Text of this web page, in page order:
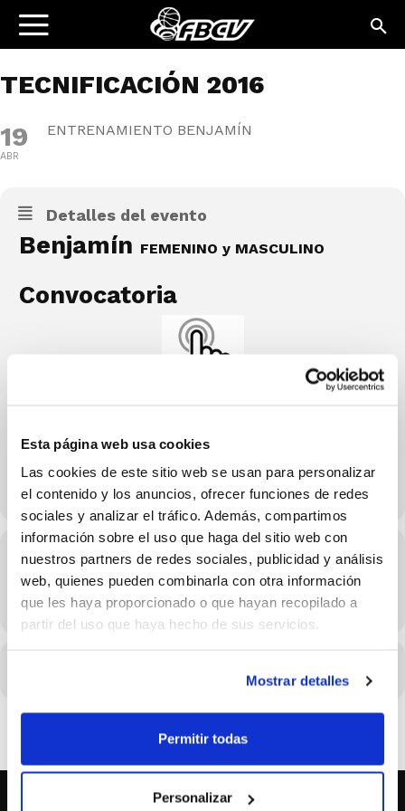
Esta página web usa cookies
Las cookies de este sitio web se usan para personalizar
el contenido y los anuncios, ofrecer funciones de redes
sociales y analizar el tráfico. Además, compartimos
información sobre el uso que haga del sitio web con
nuestros partners de redes sociales, publicidad y análisis
web, quienes pueden combinarla con otra información
que les haya proporcionado o que hayan recopilado a
partir del uso que haya hecho de sus servicios.
Mostrar detalles
Permitir todas
Personalizar
TECNIFICACIÓN 2016
19
ABR
ENTRENAMIENTO BENJAMÍN
Detalles del evento
Benjamín FEMENINO y MASCULINO
Convocatoria
Hora
19/04/2026 Consulta el horario en los detalles del evento
(GMT+02:00)
CALENDARIO GOOGLE